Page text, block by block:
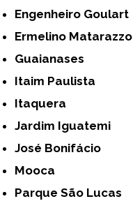
Engenheiro Goulart
Ermelino Matarazzo
Guaianases
Itaim Paulista
Itaquera
Jardim Iguatemi
José Bonifácio
Mooca
Parque São Lucas